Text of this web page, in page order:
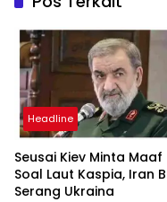
Headline
Seusai Kiev Minta Maaf
Soal Laut Kaspia, Iran
Serang Ukraina